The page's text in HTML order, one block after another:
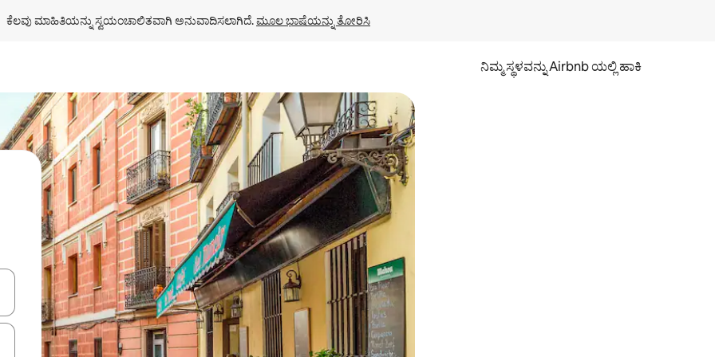
ಕೆಲವು ಮಾಹಿತಿಯನ್ನು ಸ್ವಯಂಚಾಲಿತವಾಗಿ ಅನುವಾದಿಸಲಾಗಿದೆ. ಮೂಲ ಭಾಷೆಯನ್ನು ತೋರಿಸಿ
ನಿಮ್ಮ ಸ್ಥಳವನ್ನು Airbnb ಯಲ್ಲಿ ಹಾಕಿ
ನ್ಯಾವಿಗೇಟ್ ಮಾಡಿ ಅಥವಾ ಸ್ಪರ್ಶ ಅಥವಾ ಸ್ವೈಪ್ ಗೆಸ್ಚರ್‌ಗಳ ಮೂಲಕ ಅನ್ವೇಷಿಸಿ.